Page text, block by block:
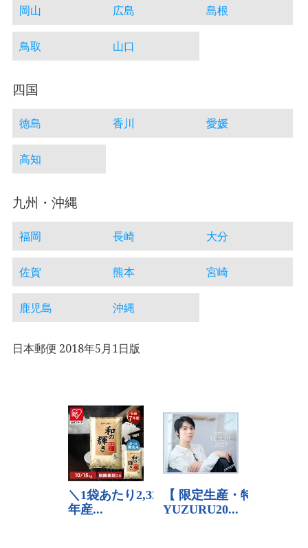
岡山 広島 島根
鳥取 山口
四国
徳島 香川 愛媛
高知
九州・沖縄
福岡 長崎 大分
佐賀 熊本 宮崎
鹿児島 沖縄
日本郵便 2018年5月1日版